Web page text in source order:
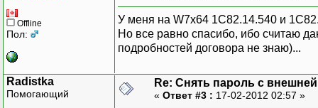
Offline
Пол:
У меня на W7x64 1C82.14.540 и
Но все равно спасибо, ибо считаю
подробностей договора не знаю)...
Radistka
Помогающий
Re: Снять пароль с
« Ответ #3 : 17-02-2012 02:57 »